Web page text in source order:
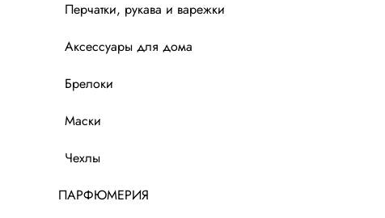
Перчатки, рукава и варежки
Аксессуары для дома
Брелоки
Маски
Чехлы
ПАРФЮМЕРИЯ